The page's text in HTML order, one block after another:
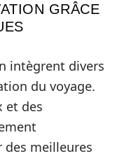
GRÂCE
intègrent divers
du voyage.
et des
des meilleures